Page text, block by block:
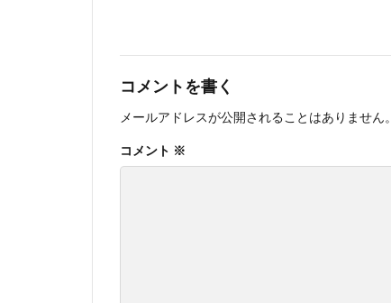
コメントを書く
メールアドレスが公開されることはありません。
コメント ※